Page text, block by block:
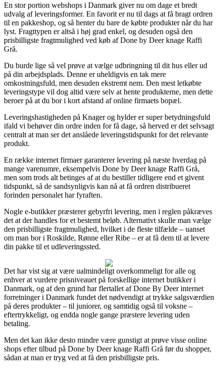
En stor portion webshops i Danmark giver nu om dage et bredt
udvalg af leveringsformer. En favorit er nu til dags at få bragt ordren
til en pakkeshop, og så henter du bare de købte produkter når du har
lyst. Fragttypen er altså i høj grad enkel, og desuden også den
prisbilligste fragtmulighed ved køb af Done by Deer knage Raffi
Grå.
Du burde lige så vel prøve at vælge udbringning til dit hus eller ud
på din arbejdsplads. Denne er uheldigvis en tak mere
omkostningsfuld, men desuden ekstremt nem. Den mest letkøbte
leveringstype vil dog altid være selv at hente produkterne, men dette
beroer på at du bor i kort afstand af online firmaets bopæl.
Leveringshastigheden på Knager og hylder er super betydningsfuld
ifald vi behøver din ordre inden for få dage, så herved er det selvsagt
centralt at man ser det anslåede leveringstidspunkt for det relevante
produkt.
En række internet firmaer garanterer levering på næste hverdag på
mange varenumre, eksempelvis Done by Deer knage Raffi Grå,
men som trods alt betinges af at du bestiller tidligere end et givent
tidspunkt, så de sandsynligvis kan nå at få ordren distribueret
forinden personalet har fyraften.
Nogle e-butikker præsterer gebyrfri levering, men i reglen påkræves
det at der handles for et bestemt beløb. Alternativt skulle man vælge
den prisbilligste fragtmulighed, hvilket i de fleste tilfælde – uanset
om man bor i Roskilde, Rønne eller Ribe – er at få dem til at levere
din pakke til et udleveringssted.
Det har vist sig at være ualmindeligt overkommeligt for alle og
enhver at vurdere prisniveauet på forskellige internet butikker i
Danmark, og af den grund har flertallet af Done By Deer internet
forretninger i Danmark fundet det nødvendigt at trykke salgsværdien
på deres produkter – til juniorer, og samtidig også til voksne –
eftertrykkeligt, og endda nogle gange præstere levering uden
betaling.
Men det kan ikke desto mindre være gunstigt at prøve visse online
shops efter tilbud på Done by Deer knage Raffi Grå før du shopper,
sådan at man er tryg ved at få den prisbilligste pris.